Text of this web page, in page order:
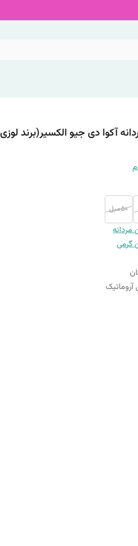
آکوا دی جیو الکسیر(برند لوزی
50میل
مردانه
گرمی
آروماتیک